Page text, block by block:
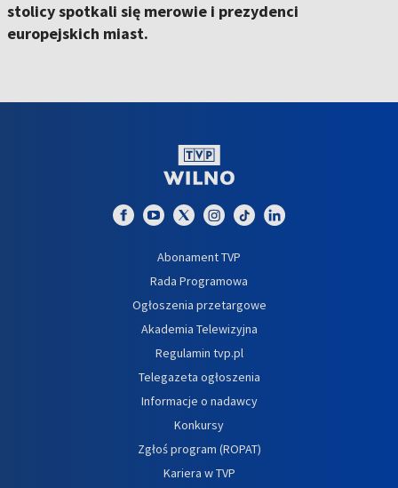
stolicy spotkali się merowie i prezydenci
europejskich miast.
Abonament TVP
Rada Programowa
Ogłoszenia przetargowe
Akademia Telewizyjna
Regulamin tvp.pl
Telegazeta ogłoszenia
Informacje o nadawcy
Konkursy
Zgłoś program (ROPAT)
Kariera w TVP